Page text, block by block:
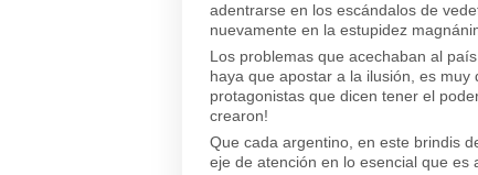
adentrarse en los escándalos de
nuevamente en la estupidez
Los problemas que acechaban al
haya que apostar a la ilusión, es
protagonistas que dicen tener el
crearon!
Que cada argentino, en este brindis
eje de atención en lo esencial que